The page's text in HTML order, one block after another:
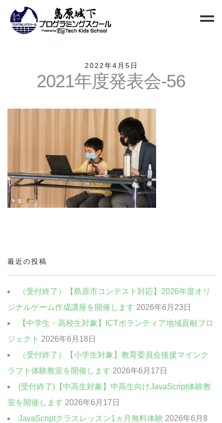
お問い合わせ
小中高校生向けクラス
QUREO初級クラス
QUREO中級クラス
電子工作部
2022年4月5日
2021年度発表会-56
最近の投稿
（受付終了）【島原市コンテスト対応】2026年度オリ
ジナルゲーム作成講座を開催します 2026年6月23日
【中学生・高校生対象】ICTボランティア地域貢献プロ
ジェクト 2026年6月18日
（受付終了）【小学生対象】教育委員会後援マインク
ラフト体験教室を開催します 2026年6月17日
(受付終了)【中高生対象】中高生向けJavaScript体験教
室を開催します 2026年6月17日
JavaScriptクラスレッスン1ヵ月無料体験 2026年6月8